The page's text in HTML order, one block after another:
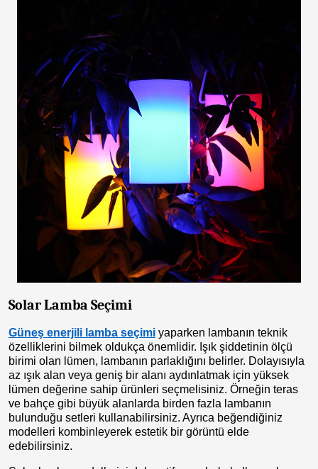
Solar Lamba Seçimi
Güneş enerjili lamba seçimi yaparken lambanın teknik
özelliklerini bilmek oldukça önemlidir. Işık şiddetinin ölçü
birimi olan lümen, lambanın parlaklığını belirler. Dolayısıyla
az ışık alan veya geniş bir alanı aydınlatmak için yüksek
lümen değerine sahip ürünleri seçmelisiniz. Örneğin teras
ve bahçe gibi büyük alanlarda birden fazla lambanın
bulunduğu setleri kullanabilirsiniz. Ayrıca beğendiğiniz
modelleri kombinleyerek estetik bir görüntü elde
edebilirsiniz.